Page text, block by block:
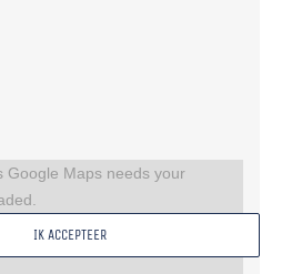
Google Maps needs your
IK ACCEPTEER